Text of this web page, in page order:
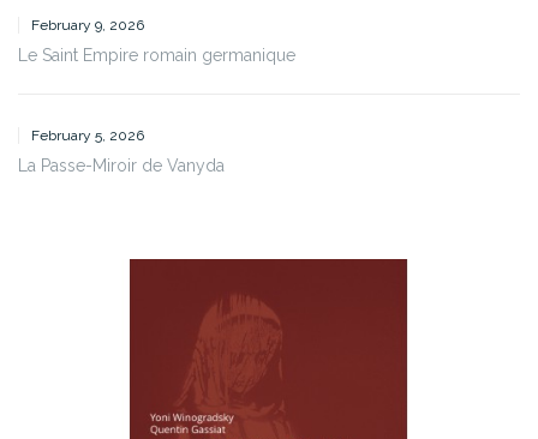
February 9, 2026
Le Saint Empire romain germanique
February 5, 2026
La Passe-Miroir de Vanyda